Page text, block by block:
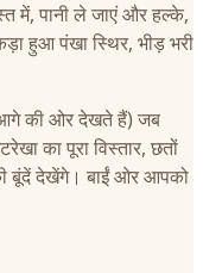
में, पानी ले जाएं और हल्के,
हुआ पंखा स्थिर, भीड़ भरी
की ओर देखते हैं) जब
का पूरा विस्तार, छतों
बूंदें देखेंगे। बाईं ओर आपको